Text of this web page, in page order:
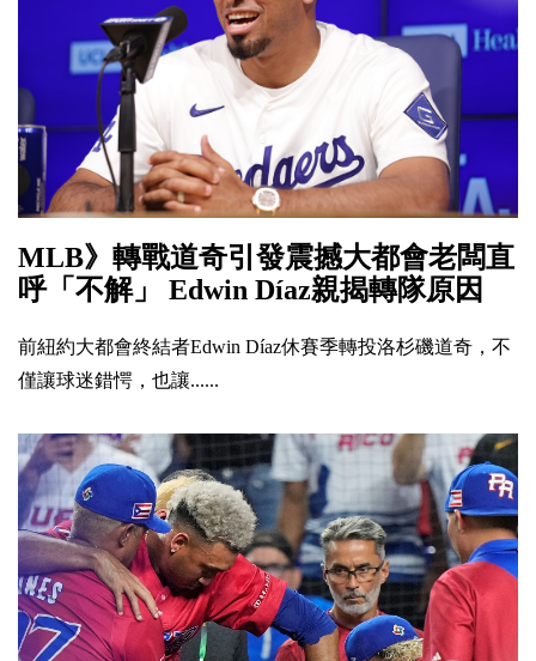
MLB》轉戰道奇引發震撼大都會老闆直
呼「不解」 Edwin Díaz親揭轉隊原因
前紐約大都會終結者Edwin Díaz休賽季轉投洛杉磯道奇，不
僅讓球迷錯愕，也讓......